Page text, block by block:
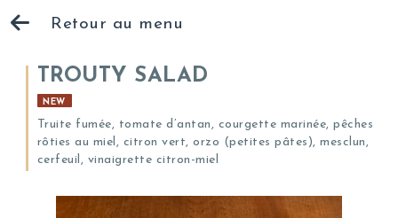
Retour au menu
TROUTY SALAD
NEW
Truite fumée, tomate d’antan, courgette marinée, pêches
rôties au miel, citron vert, orzo (petites pâtes), mesclun,
cerfeuil, vinaigrette citron-miel